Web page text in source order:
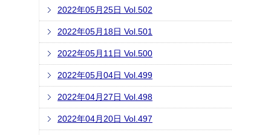
2022年05月25日 Vol.502
2022年05月18日 Vol.501
2022年05月11日 Vol.500
2022年05月04日 Vol.499
2022年04月27日 Vol.498
2022年04月20日 Vol.497